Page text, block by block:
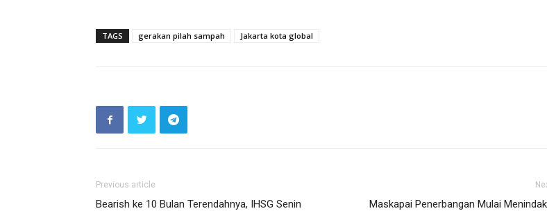
TAGS gerakan pilah sampah Jakarta kota global
Previous article
Bearish ke 10 Bulan Terendahnya, IHSG Senin
Maskapai Penerbangan Mulai